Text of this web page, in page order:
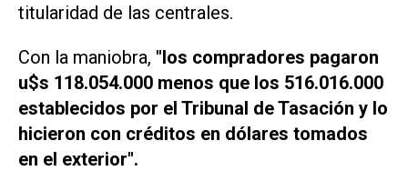
titularidad de las centrales.
Con la maniobra, "los compradores pagaron
u$s 118.054.000 menos que los 516.016.000
establecidos por el Tribunal de Tasación y lo
hicieron con créditos en dólares tomados
en el exterior".